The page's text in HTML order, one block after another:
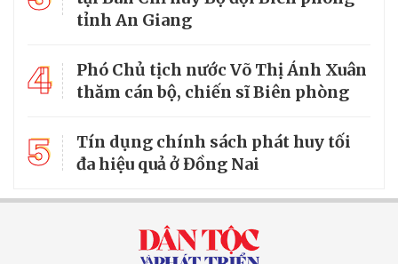
tỉnh An Giang
4
Phó Chủ tịch nước Võ Thị Ánh Xuân
thăm cán bộ, chiến sĩ Biên phòng
5
Tín dụng chính sách phát huy tối
đa hiệu quả ở Đồng Nai